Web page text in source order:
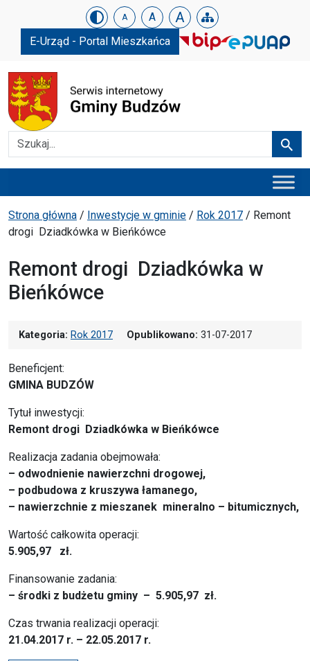
Urząd Gminy w Budzowie
Skip menu A A A
E-Urząd - Portal Mieszkańca
Szukaj
Ścieżka powrotu
Strona główna / Inwestycje w gminie / Rok 2017 / Remont
drogi Dziadkówka w Bieńkówce
Remont drogi Dziadkówka w
Bieńkówce
Kategoria: Rok 2017 Opublikowano: 31-07-2017
Beneficjent:
GMINA BUDZÓW
Tytuł inwestycji:
Remont drogi Dziadkówka w Bieńkówce
Realizacja zadania obejmowała:
– odwodnienie nawierzchni drogowej,
– podbudowa z kruszywa łamanego,
– nawierzchnie z mieszanek mineralno – bitumicznych,
Wartość całkowita operacji:
5.905,97 zł.
Finansowanie zadania:
– środki z budżetu gminy – 5.905,97 zł.
Czas trwania realizacji operacji:
21.04.2017 r. – 22.05.2017 r.